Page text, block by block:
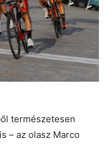
természetesen
– az olasz Marco